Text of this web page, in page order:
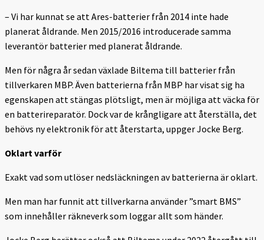
– Vi har kunnat se att Ares-batterier från 2014 inte hade
planerat åldrande. Men 2015/2016 introducerade samma
leverantör batterier med planerat åldrande.
Men för några år sedan växlade Biltema till batterier från
tillverkaren MBP. Även batterierna från MBP har visat sig ha
egenskapen att stängas plötsligt, men är möjliga att väcka för
en batterireparatör. Dock var de krångligare att återställa, det
behövs ny elektronik för att återstarta, uppger Jocke Berg.
Oklart varför
Exakt vad som utlöser nedsläckningen av batterierna är oklart.
Men man har funnit att tillverkarna använder ”smart BMS”
som innehåller räkneverk som loggar allt som händer.